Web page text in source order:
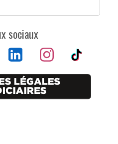
sociaux